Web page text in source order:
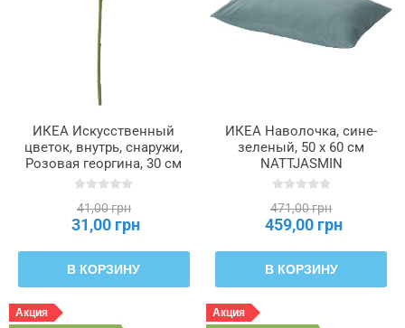
ИКЕА Искусственный
цветок, внутрь, снаружи,
Розовая георгина, 30 см
SMYCKA СМИККА,
41,00 грн
31,00 грн
В КОРЗИНУ
ИКЕА Наволочка, сине-
зеленый, 50 x 60 см
NATTJASMIN
НАТТЭСМИН, 505.974.55
471,00 грн
459,00 грн
В КОРЗИНУ
Акция
Акция